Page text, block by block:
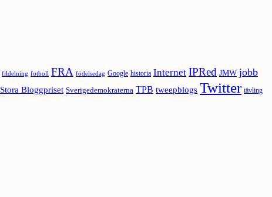
fildelning fotboll FRA födelsedag Google historia Internet IPRed JMW jobb
Stora Bloggpriset Sverigedemokraterna TPB tweepblogs Twitter tävling